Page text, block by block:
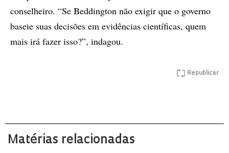
conselheiro. “Se Beddington não exigir que o governo
baseie suas decisões em evidências científicas, quem
mais irá fazer isso?”, indagou.
Republicar